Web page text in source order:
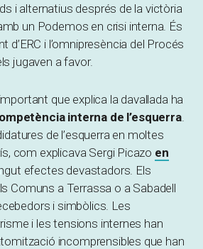
i alternatius després de la victòria
un Podemos en crisi interna. És
d’ERC i l’omnipresència del Procés
jugaven a favor.
que explica la davallada ha
interna de l’esquerra.
de l’esquerra en moltes
com explicava Sergi Picazo en
efectes devastadors. Els
Comuns a Terrassa o a Sabadell
i simbòlics. Les
i les tensions internes han
incomprensibles que han